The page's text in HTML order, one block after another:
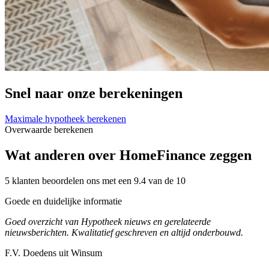
Snel naar onze berekeningen
Maximale hypotheek berekenen
Overwaarde berekenen
Wat anderen over HomeFinance zeggen
5 klanten beoordelen ons met een 9.4 van de 10
Goede en duidelijke informatie
Goed overzicht van Hypotheek nieuws en gerelateerde
nieuwsberichten. Kwalitatief geschreven en altijd onderbouwd.
F.V. Doedens uit Winsum